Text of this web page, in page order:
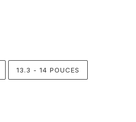
13.3 - 14 POUCES